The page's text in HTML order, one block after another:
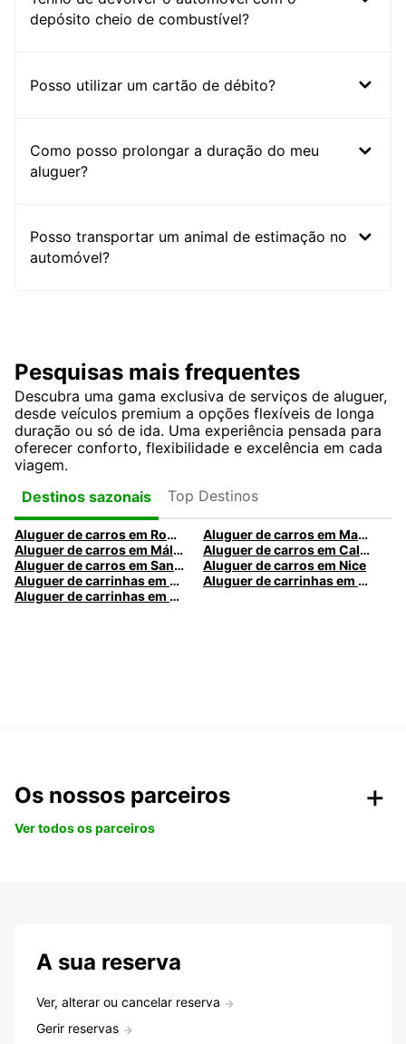
depósito cheio de combustível?
Posso utilizar um cartão de débito?
Como posso prolongar a duração do meu
aluguer?
Posso transportar um animal de estimação no
automóvel?
Pesquisas mais frequentes
Descubra uma gama exclusiva de serviços de aluguer,
desde veículos premium a opções flexíveis de longa
duração ou só de ida. Uma experiência pensada para
oferecer conforto, flexibilidade e excelência em cada
viagem.
Destinos sazonais
Top Destinos
Aluguer de carros em Roma
Aluguer de carros em Madrid
Aluguer de carros em Málaga
Aluguer de carros em Caldas da Rainha
Aluguer de carros em Santa Maria da Feira
Aluguer de carros em Nice
Aluguer de carrinhas em Nice
Aluguer de carrinhas em Santa Maria da Feira
Aluguer de carrinhas em Caldas da Rainha
Os nossos parceiros
Ver todos os parceiros
A sua reserva
Ver, alterar ou cancelar reserva
Gerir reservas